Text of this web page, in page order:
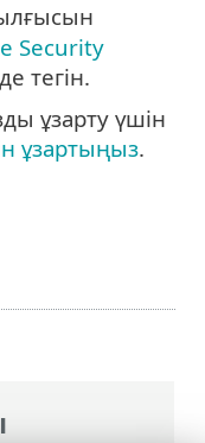
Security
тегін.
ұзарту үшін
ұзартыңыз.